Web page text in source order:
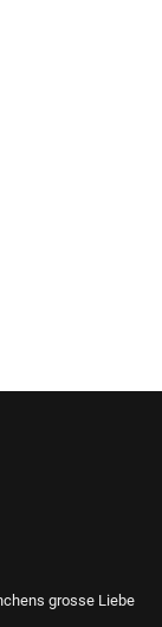
grosse Liebe